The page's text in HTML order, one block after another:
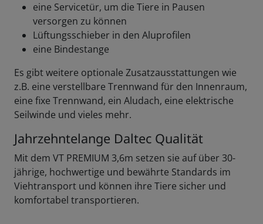
eine Servicetür, um die Tiere in Pausen
versorgen zu können
Lüftungsschieber in den Aluprofilen
eine Bindestange
Es gibt weitere optionale Zusatzausstattungen wie
z.B. eine verstellbare Trennwand für den Innenraum,
eine fixe Trennwand, ein Aludach, eine elektrische
Seilwinde und vieles mehr.
Jahrzehntelange Daltec Qualität
Mit dem VT PREMIUM 3,6m setzen sie auf über 30-
jährige, hochwertige und bewährte Standards im
Viehtransport und können ihre Tiere sicher und
komfortabel transportieren.